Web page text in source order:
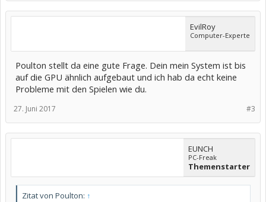
EvilRoy
Computer-Experte
Poulton stellt da eine gute Frage. Dein mein System ist bis
auf die GPU ähnlich aufgebaut und ich hab da echt keine
Probleme mit den Spielen wie du.
#3
27. Juni 2017
EUNCH
PC-Freak
Themenstarter
Zitat von Poulton: ↑